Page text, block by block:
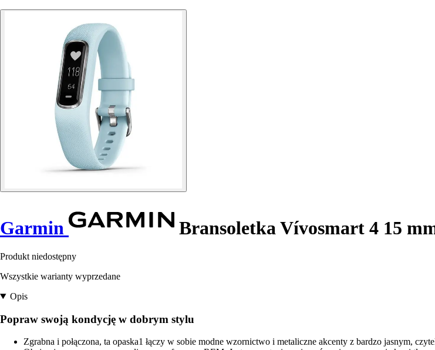
Garmin Bransoletka Vívosmart 4 15
Produkt niedostępny
Wszystkie warianty wyprzedane
Opis
Popraw swoją kondycję w dobrym stylu
Zgrabna i połączona, ta opaska1 łączy w sobie modne wzornictwo i metaliczne akcenty z bardzo jasnym,